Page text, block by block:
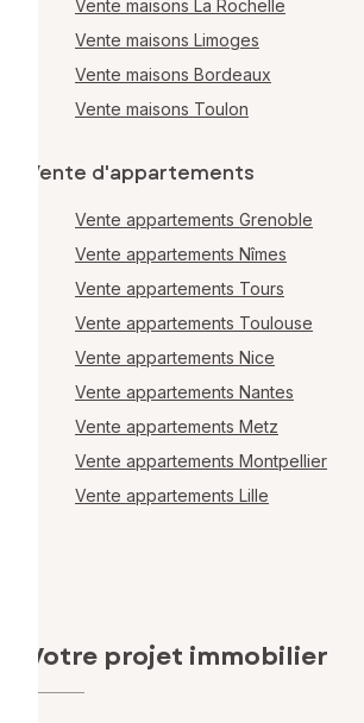
Vente maisons La Rochelle
Vente maisons Limoges
Vente maisons Bordeaux
Vente maisons Toulon
Vente d'appartements
Vente appartements Grenoble
Vente appartements Nîmes
Vente appartements Tours
Vente appartements Toulouse
Vente appartements Nice
Vente appartements Nantes
Vente appartements Metz
Vente appartements Montpellier
Vente appartements Lille
Votre projet immobilier